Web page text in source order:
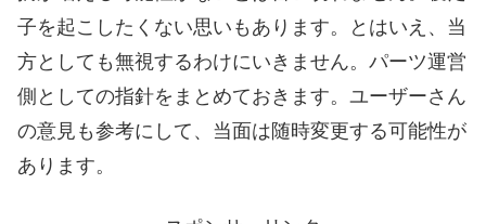
子を起こしたくない思いもあります。とはいえ、当
方としても無視するわけにいきません。パーツ運営
側としての指針をまとめておきます。ユーザーさん
の意見も参考にして、当面は随時変更する可能性が
あります。